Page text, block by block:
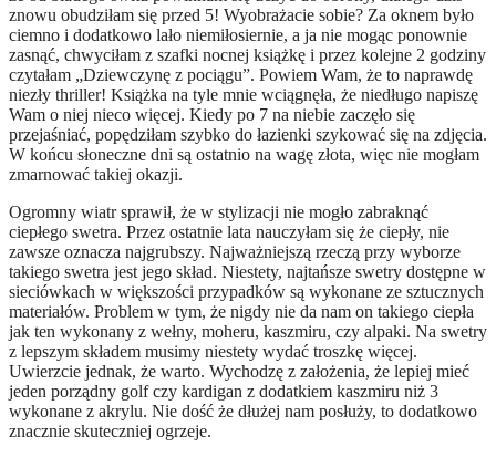
znowu obudziłam się przed 5! Wyobrażacie sobie? Za oknem było
ciemno i dodatkowo lało niemiłosiernie, a ja nie mogąc ponownie
zasnąć, chwyciłam z szafki nocnej książkę i przez kolejne 2 godziny
czytałam „Dziewczynę z pociągu”. Powiem Wam, że to naprawdę
niezły thriller! Książka na tyle mnie wciągnęła, że niedługo napiszę
Wam o niej nieco więcej. Kiedy po 7 na niebie zaczęło się
przejaśniać, popędziłam szybko do łazienki szykować się na zdjęcia.
W końcu słoneczne dni są ostatnio na wagę złota, więc nie mogłam
zmarnować takiej okazji.
Ogromny wiatr sprawił, że w stylizacji nie mogło zabraknąć
ciepłego swetra. Przez ostatnie lata nauczyłam się że ciepły, nie
zawsze oznacza najgrubszy. Najważniejszą rzeczą przy wyborze
takiego swetra jest jego skład. Niestety, najtańsze swetry dostępne w
sieciówkach w większości przypadków są wykonane ze sztucznych
materiałów. Problem w tym, że nigdy nie da nam on takiego ciepła
jak ten wykonany z wełny, moheru, kaszmiru, czy alpaki. Na swetry
z lepszym składem musimy niestety wydać troszkę więcej.
Uwierzcie jednak, że warto. Wychodzę z założenia, że lepiej mieć
jeden porządny golf czy kardigan z dodatkiem kaszmiru niż 3
wykonane z akrylu. Nie dość że dłużej nam posłuży, to dodatkowo
znacznie skuteczniej ogrzeje.